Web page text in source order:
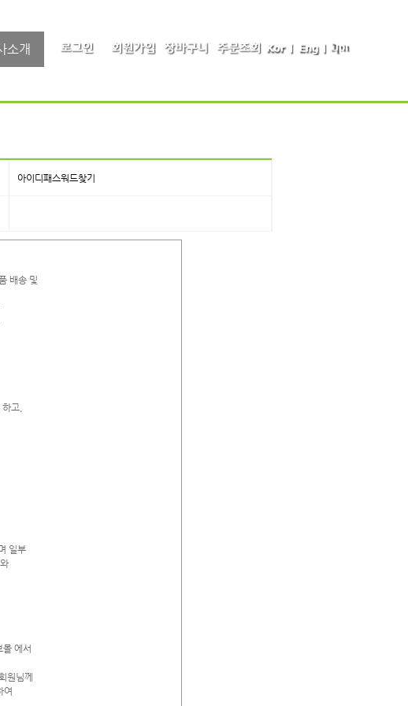
소개
아이디패스워드찾기
배송 및
고,
일부
에서
원님께
여